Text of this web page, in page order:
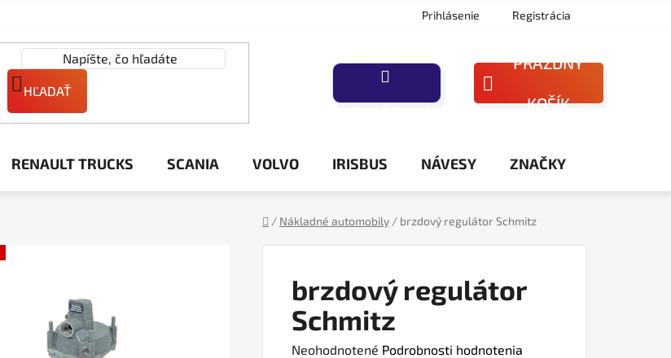
Prihlásenie Registrácia
HĽADAŤ
NÁKUPNÝ
PRÁZDNY
KOŠÍK
RENAULT TRUCKS SCANIA VOLVO IRISBUS NÁVESY ZNAČKY
/ Nákladné automobily / brzdový regulátor Schmitz
brzdový regulátor
Schmitz
Priemerné
Neohodnotené Podrobnosti hodnotenia